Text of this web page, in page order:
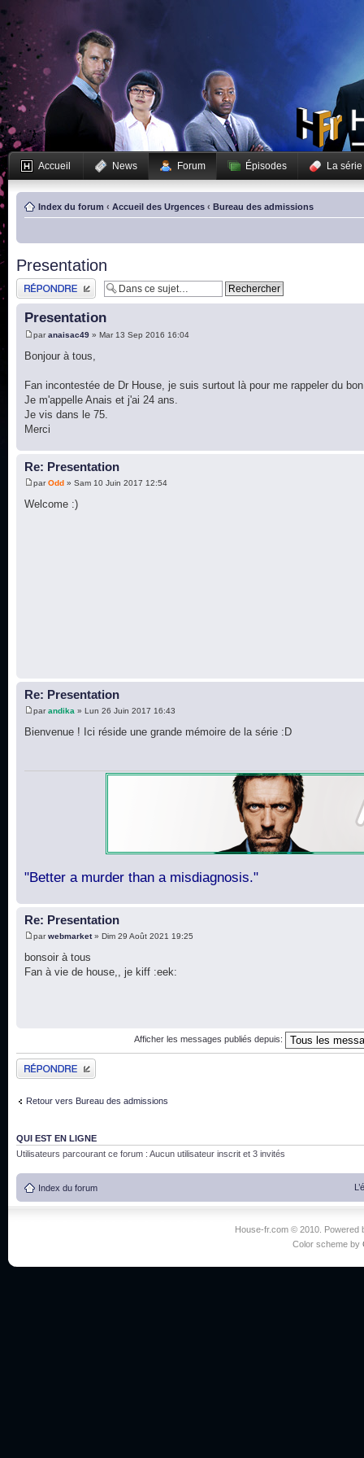
Accueil News Forum Épisodes La série
Index du forum ‹ Accueil des Urgences ‹ Bureau des admissions
Presentation
Publier une réponse
Presentation
paranaisac49 » Mar 13 Sep 2016 16:04
Bonjour à tous,
Fan incontestée de Dr House, je suis surtout là pour me rappeler du
Je m'appelle Anais et j'ai 24 ans.
Je vis dans le 75.
Merci
Re: Presentation
parOdd » Sam 10 Juin 2017 12:54
Welcome :)
Re: Presentation
parandika » Lun 26 Juin 2017 16:43
Bienvenue ! Ici réside une grande mémoire de la série :D
"Better a murder than a misdiagnosis."
Re: Presentation
parwebmarket» Dim 29 Août 2021 19:25
bonsoir à tous
Fan à vie de house,, je kiff :eek:
Afficher les messages publiés depuis:
Publier une réponse
Retour vers Bureau des admissions
QUI EST EN LIGNE
Utilisateurs parcourant ce forum : Aucun utilisateur inscrit et 3 invités
Index du forum
House-fr.com © 2010. Powered
Color scheme by